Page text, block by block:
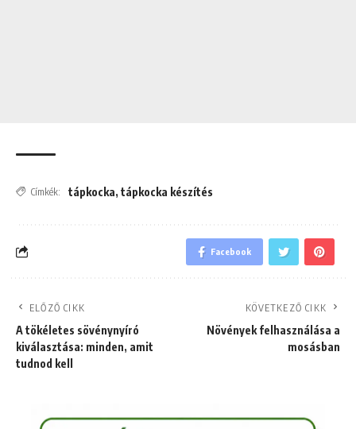
Címkék: tápkocka, tápkocka készítés
Facebook
ELŐZŐ CIKK
A tökéletes sövénynyíró
kiválasztása: minden, amit
tudnod kell
KÖVETKEZŐ CIKK
Növények felhasználása a
mosásban